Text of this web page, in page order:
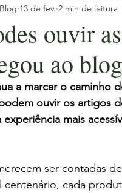
Norte Olivoturismo
Viagem &
com Raízes Olhar
ouvir
ao blog
13 de fev. 2 min de leitura
a marcar o caminho
ouvir os artigos
mais
ser contadas
centenário, cada